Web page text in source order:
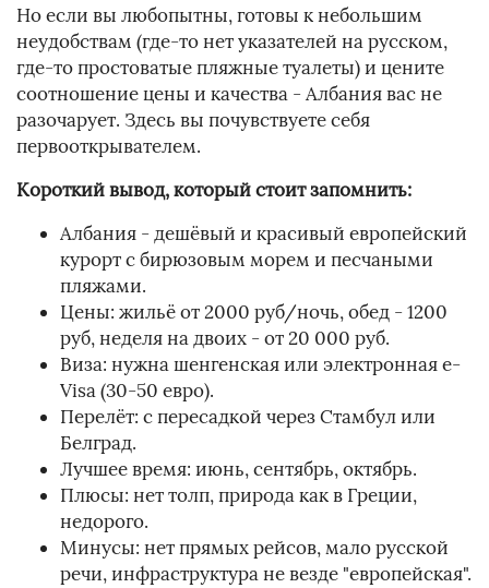
Но если вы любопытны, готовы к небольшим
неудобствам (где-то нет указателей на русском,
где-то простоватые пляжные туалеты) и цените
соотношение цены и качества - Албания вас не
разочарует. Здесь вы почувствуете себя
первооткрывателем.
Короткий вывод, который стоит запомнить:
Албания - дешёвый и красивый европейский
курорт с бирюзовым морем и песчаными
пляжами.
Цены: жильё от 2000 руб/ночь, обед - 1200
руб, неделя на двоих - от 20 000 руб.
Виза: нужна шенгенская или электронная e-
Visa (30-50 евро).
Перелёт: с пересадкой через Стамбул или
Белград.
Лучшее время: июнь, сентябрь, октябрь.
Плюсы: нет толп, природа как в Греции,
недорого.
Минусы: нет прямых рейсов, мало русской
речи, инфраструктура не везде "европейская".